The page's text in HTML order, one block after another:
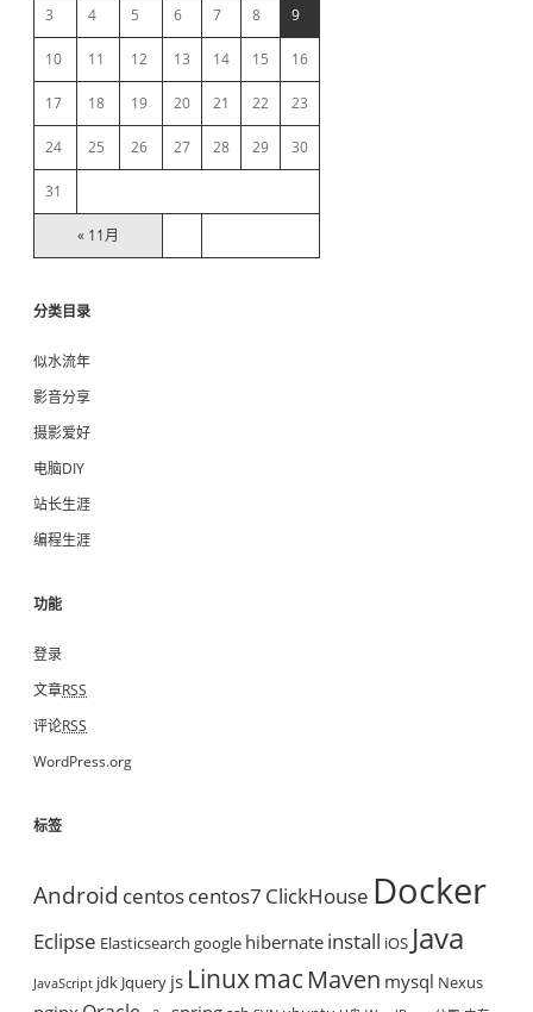
b
a
r
« 11月
3 4 5 6 7 8 9
10 11 12 13 14 15 16
17 18 19 20 21 22 23
24 25 26 27 28 29 30
31
分类目录
似水流年
影音分享
摄影爱好
电脑DIY
站长生涯
编程生涯
功能
登录
文章RSS
评论RSS
WordPress.org
标签
Android centoscentos7 ClickHouse Docker
Eclipse Elasticsearch google hibernate install iOS Java
JavaScript jdk Jquery js LinuxmacMaven mysql Nexus